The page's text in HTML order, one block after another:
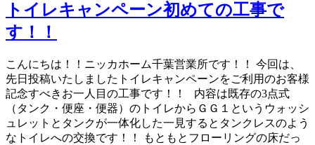
トイレキャンペーン初めての工事で
す！！
こんにちは！！ニッカホーム千葉営業所です！！ 今回は、
先日投稿いたしましたトイレキャンペーンをご利用のお客様
記念すべきお一人目の工事です！！ 内容は既存の3点式
（タンク・便座・便器）のトイレからＧＧ１というウォッシ
ュレットとタンクが一体化した一見するとタンクレスのよう
なトイレへの交換です！！ もともとフローリングの床だっ